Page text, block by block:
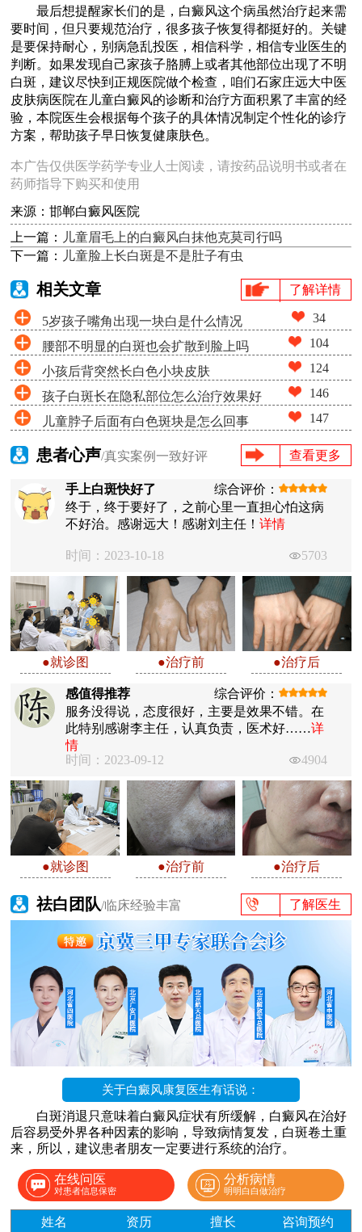
最后想提醒家长们的是，白癜风这个病虽然治疗起来需
要时间，但只要规范治疗，很多孩子恢复得都挺好的。关键
是要保持耐心，别病急乱投医，相信科学，相信专业医生的
判断。如果发现自己家孩子胳膊上或者其他部位出现了不明
白斑，建议尽快到正规医院做个检查，咱们石家庄远大中医
皮肤病医院在儿童白癜风的诊断和治疗方面积累了丰富的经
验，本院医生会根据每个孩子的具体情况制定个性化的诊疗
方案，帮助孩子早日恢复健康肤色。
本广告仅供医学药学专业人士阅读，请按药品说明书或者在
药师指导下购买和使用
来源：邯郸白癜风医院
上一篇：
儿童眉毛上的白癜风白抹他克莫司行吗
下一篇：
儿童脸上长白斑是不是肚子有虫
相关文章 了解详情
5岁孩子嘴角出现一块白是什么情况 34
腰部不明显的白斑也会扩散到脸上吗 104
小孩后背突然长白色小块皮肤 124
孩子白斑长在隐私部位怎么治疗效果好 146
儿童脖子后面有白色斑块是怎么回事 147
患者心声/真实案例一致好评 查看更多
手上白斑快好了
综合评价：
终于，终于要好了，之前心里一直担心怕这病
不好治。感谢远大！感谢刘主任！详情
时间：2023-10-18 5703
●就诊图 ●治疗前 ●治疗后
感值得推荐
综合评价：
服务没得说，态度很好，主要是效果不错。在
此特别感谢李主任，认真负责，医术好……详
情
时间：2023-09-12
4904
●就诊图 ●治疗前 ●治疗后
祛白团队/临床经验丰富 了解医生
关于白癜风康复医生有话说：
白斑消退只意味着白癜风症状有所缓解，白癜风在治好
后容易受外界各种因素的影响，导致病情复发，白斑卷土重
来，所以，建议患者朋友一定要进行系统的治疗。
在线问医
对患者信息保密
分析病情
明明白白做治疗
姓名 资历 擅长 咨询预约